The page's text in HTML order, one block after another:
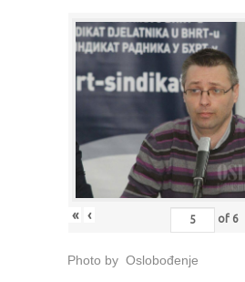
« ‹ of 6
Photo by Oslobođenje